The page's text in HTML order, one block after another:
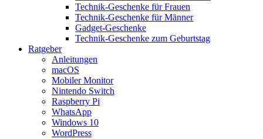
Technik-Geschenke für Frauen
Technik-Geschenke für Männer
Gadget-Geschenke
Technik-Geschenke zum Geburtstag
Ratgeber
Anleitungen
macOS
Mobiler Monitor
Nintendo Switch
Raspberry Pi
WhatsApp
Windows 10
WordPress